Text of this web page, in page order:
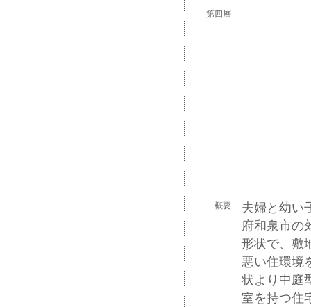
第四層
概要
夫婦と幼い
府和泉市の
形状で、敷
悪い住環境
状より中庭
室を持つ住